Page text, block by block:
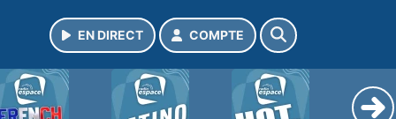
EN DIRECT COMPTE